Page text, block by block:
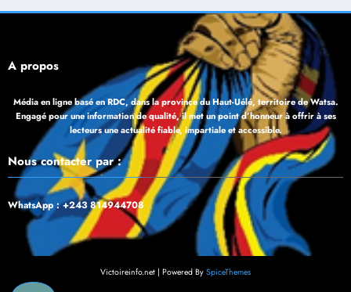
À propos
Média en ligne basé en RDC, dans la province du Haut-Uélé, territoire de Watsa.
Engagé pour une information de qualité, il met un point d’honneur à offrir à ses
lecteurs une actualité fiable, impartiale et accessible.
Nous contacter par :
WhatsApp : +243 814944708
Victoireinfo.net | Powered By SpiceThemes